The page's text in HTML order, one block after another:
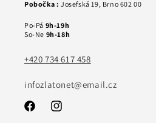
Pobočka : Josefská 19, Brno 602 00
Po-Pá 9h-19h
So-Ne 9h-18h
+420 734 617 458
infozlatonet@email.cz
FacebookInstagram